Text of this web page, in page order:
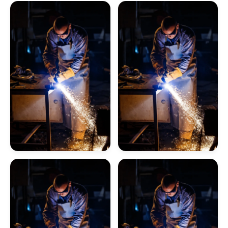
Empresas De Serviços De Caldeiraria Sp
Serviços De Caldeiraria Em Sp
Empresas De Caldeiraria Em Rj
Empresas De Serviços De Caldeiraria Rj
Caldeiraria Industrial Em Rj
Caldeiraria Pesada Rj
Caldeiras Industriais Rj
Caldeira A Óleo
Lavadores De Gases Para Caldeiras
Caldeiras
Caldeiras